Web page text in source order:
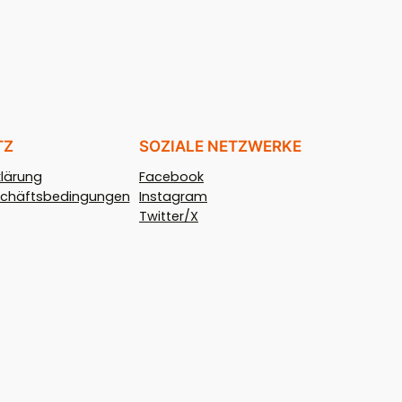
SOZIALE NETZWERKE
Facebook
Instagram
Twitter/X